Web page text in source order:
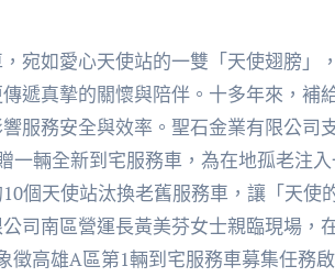
如愛心天使站的一雙「天使翅膀」
遞真摯的關懷與陪伴。十多年來，補
服務安全與效率。聖石金業有限公司
一輛全新到宅服務車，為在地孤老注
個天使站汰換老舊服務車，讓「天使
南區營運長黃美芬女士親臨現場，
徵高雄A區第1輛到宅服務車募集任務